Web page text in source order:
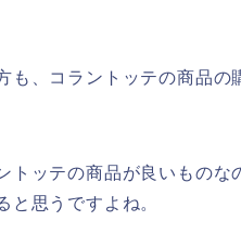
も、コラントッテの商品
トッテの商品が良いものな
と思うですよね。